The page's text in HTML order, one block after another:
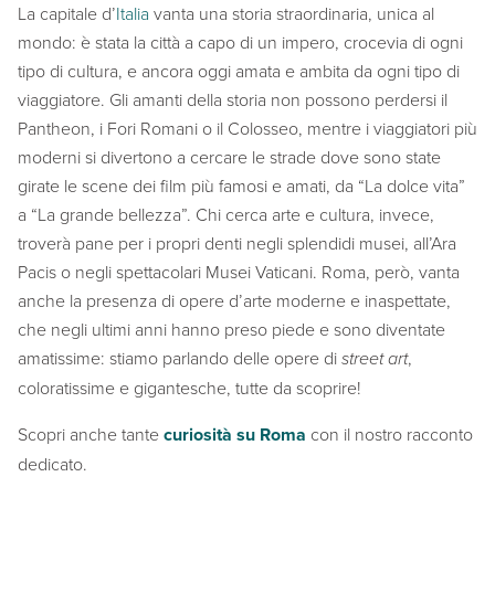
La capitale d’Italia vanta una storia straordinaria, unica al
mondo: è stata la città a capo di un impero, crocevia di ogni
tipo di cultura, e ancora oggi amata e ambita da ogni tipo di
viaggiatore. Gli amanti della storia non possono perdersi il
Pantheon, i Fori Romani o il Colosseo, mentre i viaggiatori più
moderni si divertono a cercare le strade dove sono state
girate le scene dei film più famosi e amati, da “La dolce vita”
a “La grande bellezza”. Chi cerca arte e cultura, invece,
troverà pane per i propri denti negli splendidi musei, all’Ara
Pacis o negli spettacolari Musei Vaticani. Roma, però, vanta
anche la presenza di opere d’arte moderne e inaspettate,
che negli ultimi anni hanno preso piede e sono diventate
amatissime: stiamo parlando delle opere distreet art,
coloratissime e gigantesche, tutte da scoprire!
Scopri anche tantecuriosità su Roma con il nostro racconto
dedicato.